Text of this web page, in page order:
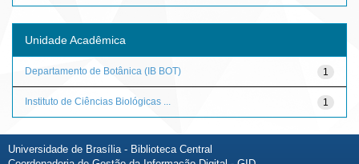
Unidade Acadêmica
1
Departamento de Botânica (IB BOT)
1
Instituto de Ciências Biológicas ...
Universidade de Brasília - Biblioteca Central